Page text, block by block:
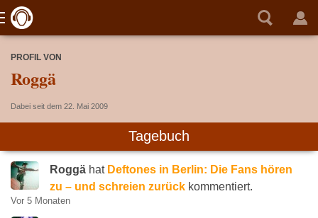
PROFIL VON
Roggä
Dabei seit dem 22. Mai 2009
Tagebuch
Roggä hat Deftones in Berlin: Die Fans hören
zu – und schreien zurück kommentiert.
Vor 5 Monaten